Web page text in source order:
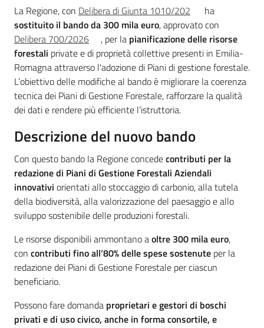
Ambiente
Argomenti
Novità
Servizi
Leggi Atti Bandi
Piani Programmi
Progetti
Introduzione
La Regione, con Delibera di Giunta 1010/202
ha
sostituito il bando da 300 mila euro, approvato con
Delibera 700/2026
, per la pianificazione delle risorse
forestali private e di proprietà collettive presenti in Emilia-
Romagna attraverso l'adozione di Piani di gestione forestale.
L’obiettivo delle modifiche al bando è migliorare la coerenza
tecnica dei Piani di Gestione Forestale, rafforzare la qualità
dei dati e rendere più efficiente l’istruttoria.
Descrizione del nuovo bando
Con questo bando la Regione concedecontributi per la
redazione di Piani di Gestione Forestali Aziendali
innovativi orientati allo stoccaggio di carbonio, alla tutela
della biodiversità, alla valorizzazione del paesaggio e allo
sviluppo sostenibile delle produzioni forestali.
Le risorse disponibili ammontano aoltre 300 mila euro,
con contributi fino all’80% delle spese sostenute per la
redazione dei Piani di Gestione Forestale per ciascun
beneficiario.
Possono fare domanda proprietari e gestori di boschi
privati e di uso civico, anche in forma consortile, e